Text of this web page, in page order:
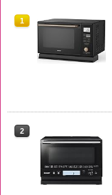
1
1
2
1
1
2